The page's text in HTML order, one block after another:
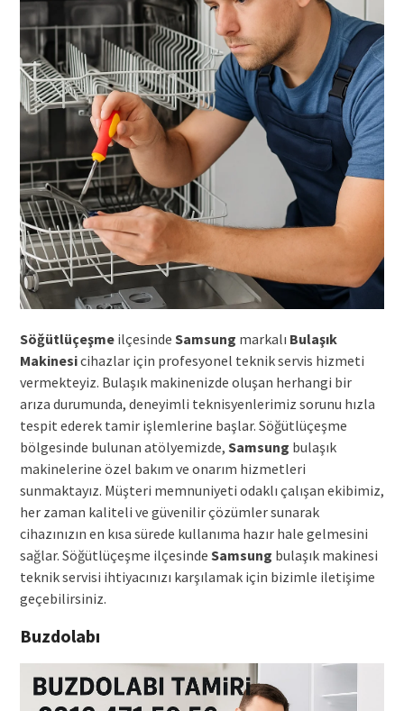
Söğütlüçeşmeilçesinde Samsung markalı Bulaşık
Makinesicihazlar için profesyonel teknik servis hizmeti
vermekteyiz. Bulaşık makinenizde oluşan herhangi bir
arıza durumunda, deneyimli teknisyenlerimiz sorunu hızla
tespit ederek tamir işlemlerine başlar. Söğütlüçeşme
bölgesinde bulunan atölyemizde, Samsung bulaşık
makinelerine özel bakım ve onarım hizmetleri
sunmaktayız. Müşteri memnuniyeti odaklı çalışan ekibimiz,
her zaman kaliteli ve güvenilir çözümler sunarak
cihazınızın en kısa sürede kullanıma hazır hale gelmesini
sağlar. Söğütlüçeşme ilçesinde Samsung bulaşık makinesi
teknik servisi ihtiyacınızı karşılamak için bizimle iletişime
geçebilirsiniz.
Buzdolabı